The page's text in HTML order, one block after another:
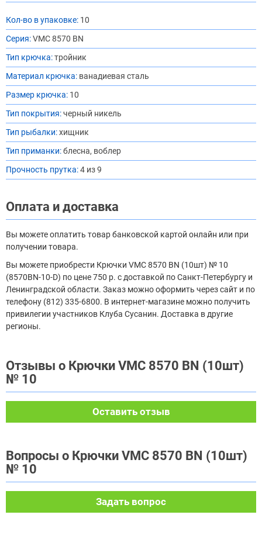
Кол-во в упаковке: 10
Серия:VMC 8570 BN
Тип крючка:тройник
Материал крючка: ванадиевая сталь
Размер крючка: 10
Тип покрытия:черный никель
Тип рыбалки:хищник
Тип приманки:блесна, воблер
Прочность прутка:4 из 9
Оплата и доставка
Вы можете оплатить товар банковской картой онлайн или при
получении товара.
Вы можете приобрести Крючки VMC 8570 BN (10шт) № 10
(8570BN-10-D) по цене 750 р. с доставкой по Санкт-Петербургу и
Ленинградской области. Заказ можно оформить через сайт и по
телефону (812) 335-6800. В интернет-магазине можно получить
привилегии участников Клуба Сусанин. Доставка в другие
регионы.
Отзывы о Крючки VMC 8570 BN (10шт)
№ 10
Оставить отзыв
Вопросы о Крючки VMC 8570 BN (10шт)
№ 10
Задать вопрос